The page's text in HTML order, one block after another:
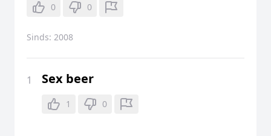
0 0
Sinds: 2008
1 Sex beer
1 0